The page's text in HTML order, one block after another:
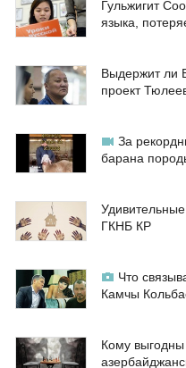
Гульжигит
языка,
Выдержит ли
проект
За
барана
ГКНБ КР
Что
Камчы
Кому выгодны